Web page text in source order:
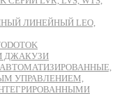
ЛИНЕЙНЫЙ LEO,
ДЖАКУЗИ
УПРАВЛЕНИЕМ,